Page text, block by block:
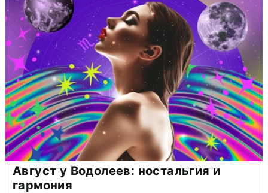
Август у Водолеев: ностальгия и
гармония